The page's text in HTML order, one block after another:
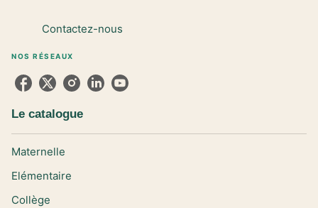
Contactez-nous
NOS RÉSEAUX
Le catalogue
Maternelle
Elémentaire
Collège